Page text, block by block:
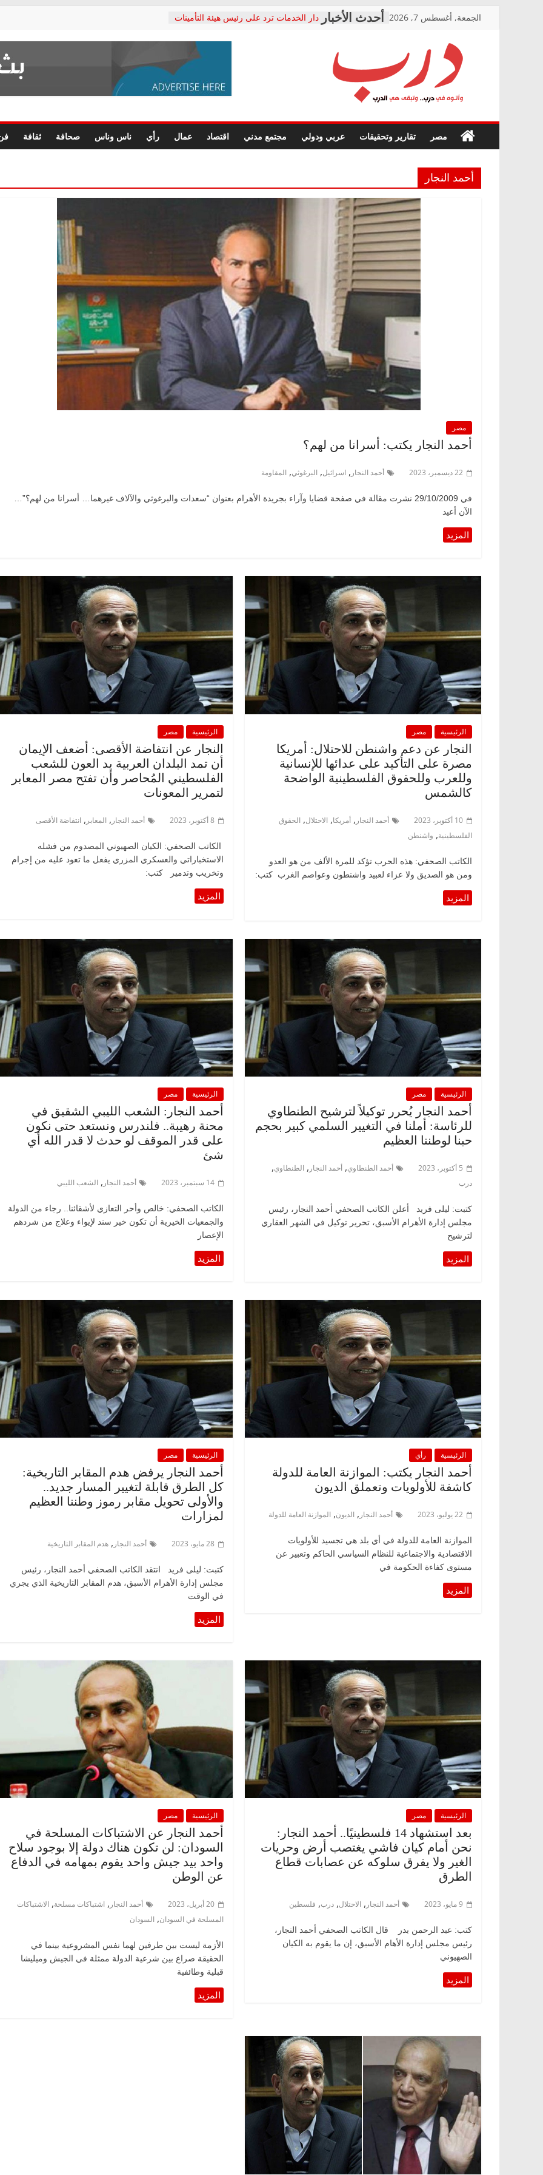
الجمعة, أغسطس 7, 2026
دار الخدمات ترد على رئيس هيئة التأمينات
معاناة أصحاب المعاشات.. ونطالب بكشف
فرحات سليمان يكتب: القطاع الصحي إلى
حزب التحالف الشعبي يطلق لجنة “الحق
صور .. اعتماد الرسومات النهائية للقرار
الوزاري لمدينة الصحفيين.. وانتهاء أعمال
إنشاء المبنى الإداري
قرينة البراءة وضمانات المحاكمة العادلة
حق أصيل
درب
في
درب..
هي
الدرب
مصر تقارير وتحقيقات عربي ودولي مجتمع مدني اقتصاد عمال رأي ناس وناس صحافة ثقافة
أحمد النجار
مصر
أحمد النجار يكتب: أسرانا من لهم؟
22 ديسمبر، 2023 أحمد النجار , اسرائيل, البرغوثي, المقاومة
في 29/10/2009 نشرت مقالة في صفحة قضايا وآراء بجريدة الأهرام بعنوان “سعدات والبرغوثي والآلاف غيرهما… أسرانا من لهم؟”…
الآن أعيد
الرئيسية مصر
النجار عن دعم واشنطن للاحتلال: أمريكا
مصرة على التأكيد على عدائها للإنسانية
وللعرب وللحقوق الفلسطينية الواضحة
كالشمس
10 أكتوبر، 2023 أحمد النجار , أمريكا, الاحتلال, الحقوق
الفلسطينية, واشنطن
الكاتب الصحفي: هذه الحرب تؤكد للمرة الألف من هو العدو
ومن هو الصديق ولا عزاء لعبيد واشنطون وعواصم الغرب كتب:
الرئيسية مصر
النجار عن انتفاضة الأقصى: أضعف الإيمان
أن تمد البلدان العربية يد العون للشعب
الفلسطيني المُحاصر وأن تفتح مصر المعابر
لتمرير المعونات
8 أكتوبر، 2023 أحمد النجار ,المعابر ,انتفاضة الأقصى
الكاتب الصحفي: الكيان الصهيوني المصدوم من فشله
الاستخباراتي والعسكري المزري يفعل ما تعود عليه من إجرام
وتخريب وتدمير كتب:
الرئيسية مصر
أحمد النجار يُحرر توكيلاً لترشيح الطنطاوي
للرئاسة: أملنا في التغيير السلمي كبير بحجم
حبنا لوطننا العظيم
5 أكتوبر، 2023 أحمد الطنطاوي, أحمد النجار , الطنطاوي,
درب
كتبت: ليلى فريد أعلن الكاتب الصحفي أحمد النجار، رئيس
مجلس إدارة الأهرام الأسبق، تحرير توكيل في الشهر العقاري
لترشيح
الرئيسية مصر
أحمد النجار: الشعب الليبي الشقيق في
محنة رهيبة.. فلندرس ونستعد حتى نكون
على قدر الموقف لو حدث لا قدر الله أي
شئ
14 سبتمبر، 2023 أحمد النجار ,الشعب الليبي
الكاتب الصحفي: خالص وأحر التعازي لأشقائنا.. رجاء من الدولة
والجمعيات الخيرية أن تكون خير سند لإيواء وعلاج من شردهم
الإعصار
الرئيسية رأي
أحمد النجار يكتب: الموازنة العامة للدولة
كاشفة للأولويات وتعملق الديون
22 يوليو، 2023 أحمد النجار , الديون, الموازنة العامة للدولة
الموازنة العامة للدولة في أي بلد هي تجسيد للأولويات
الاقتصادية والاجتماعية للنظام السياسي الحاكم وتعبير عن
مستوى كفاءة الحكومة في
الرئيسية مصر
أحمد النجار يرفض هدم المقابر التاريخية:
كل الطرق قابلة لتغيير المسار جديد..
والأولى تحويل مقابر رموز وطننا العظيم
لمزارات
28 مايو، 2023 أحمد النجار ,هدم المقابر التاريخية
كتبت: ليلى فريد انتقد الكاتب الصحفي أحمد النجار، رئيس
مجلس إدارة الأهرام الأسبق، هدم المقابر التاريخية الذي يجري
في الوقت
الرئيسية مصر
بعد استشهاد 14 فلسطينيًا.. أحمد النجار:
نحن أمام كيان فاشي يغتصب أرض وحريات
الغير ولا يفرق سلوكه عن عصابات قطاع
الطرق
9 مايو، 2023 أحمد النجار , الاحتلال, درب, فلسطين
كتب: عبد الرحمن بدر قال الكاتب الصحفي أحمد النجار،
رئيس مجلس إدارة الأهام الأسبق، إن ما يقوم به الكيان
الصهيوني
الرئيسية مصر
أحمد النجار عن الاشتباكات المسلحة في
السودان: لن تكون هناك دولة إلا بوجود سلاح
واحد بيد جيش واحد يقوم بمهامه في الدفاع
عن الوطن
20 أبريل، 2023 أحمد النجار ,اشتباكات مسلحة,الاشتباكات
المسلحة في السودان,السودان
الأزمة ليست بين طرفين لهما نفس المشروعية بينما في
الحقيقة صراع بين شرعية الدولة ممثلة في الجيش وميليشا
قبلية وطائفية
الرئيسية مصر ناس وناس
مقعد شاغر على مائدة الإفطار.. يحيى
حسين عبدالهادي فارس مقاومة
الخصخصة الذي دافع عن المال العام
(بروفايل)
21 فبراير، 2026
الرئيسية ناس وناس
في ذكرى رحيله.. د. نور فرحات فقيه
قانوني دافع عن قضايا الوطن وانحاز
للحرية (بروفايل)
26 يناير، 2026
ناس وناس
د. عبدالخالق فاروق.. خبير اقتصادي
يحتفل بذكرى ميلاده وحيداً على أبواب